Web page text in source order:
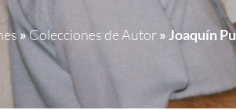
»Colecciones de Autor»Joaquín